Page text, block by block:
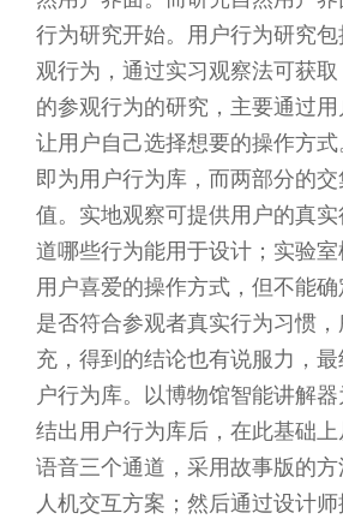
行为研究开始。用户行为研究
观行为，通过实习观察法可获
的参观行为的研究，主要通过用
让用户自己选择想要的操作方
即为用户行为库，而两部分的
值。实地观察可提供用户的真
道哪些行为能用于设计；实验
用户喜爱的操作方式，但不能
是否符合参观者真实行为习惯
充，得到的结论也有说服力，
户行为库。以博物馆智能讲解
结出用户行为库后，在此基础上
语音三个通道，采用故事版的
人机交互方案；然后通过设计